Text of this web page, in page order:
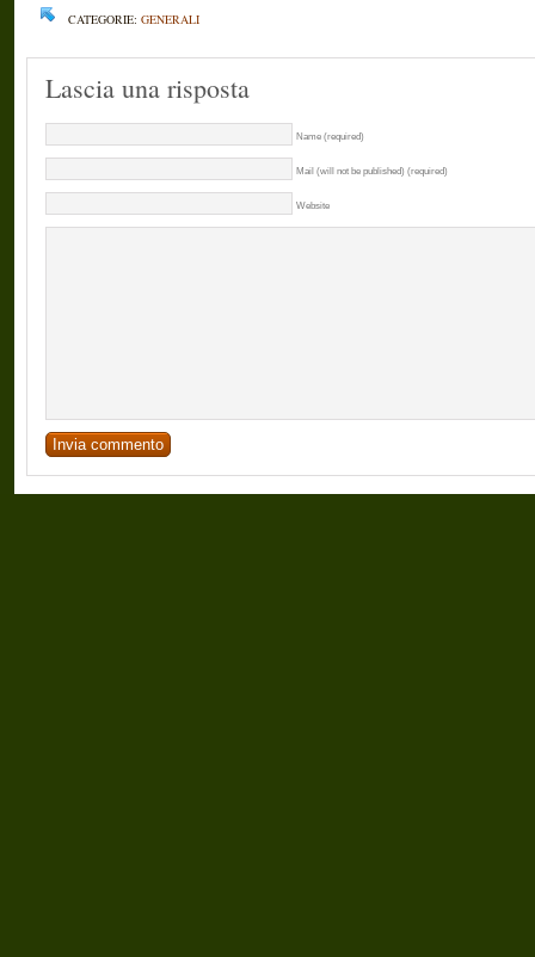
CATEGORIE: GENERALI
Lascia una risposta
Name (required)
Mail (will not be published) (required)
Website